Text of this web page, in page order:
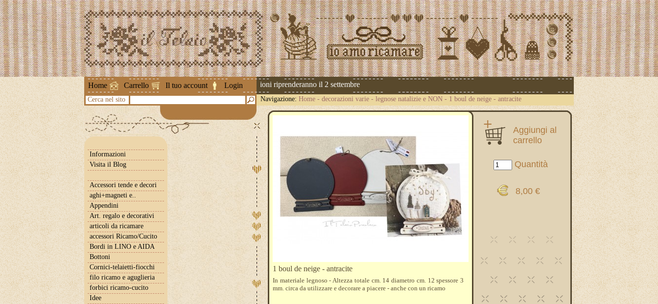
Home Carrello Il tuo account Login
Attenzione ! Le spedizioni riprenderanno il 2 settembre
Cerca nel sito Navigazione: Home - decorazioni varie - legnose natalizie e NON - 1 boul de neige - antracite
Informazioni
Visita il Blog
Accessori tende e decori
aghi+magneti e..
Appendini
Art. regalo e decorativi
articoli da ricamare
accessori Ricamo/Cucito
Bordi in LINO e AIDA
Bottoni
Cornici-telaietti-fiocchi
filo ricamo e aguglieria
forbici ricamo-cucito
Idee
Aggiungi al
carrello
Quantità
8,00 €
1 boul de neige - antracite
In materiale legnoso - Altezza totale cm. 14 diametro cm. 12 spessore 3
mm. circa da utilizzare e decorare a piacere - anche con un ricamo